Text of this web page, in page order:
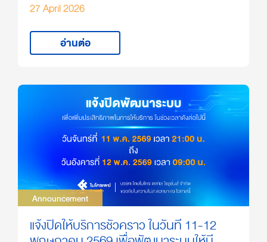
27 April 2026
อ่านต่อ
Announcement
Announcement
แจ้งปิดให้บริการชั่วคราว ในวันที่ 11-12